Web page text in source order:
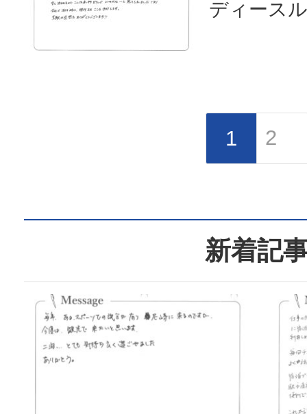
ディース
しかった
べ終わり
りうれし
ありがと
お風呂の
で感動し
のにこん
1 2
新着記